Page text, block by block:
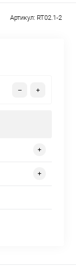
Артикул: RT02.1-2